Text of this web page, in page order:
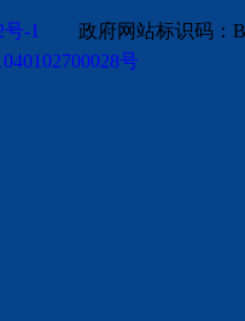
号-1 政府网站标识码
号